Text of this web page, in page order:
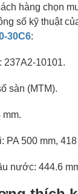
hàng chọn
số kỹ thuật
30C6:
237A2-10101.
sàn (MTM).
PA 500 mm, 418
nước: 444.6